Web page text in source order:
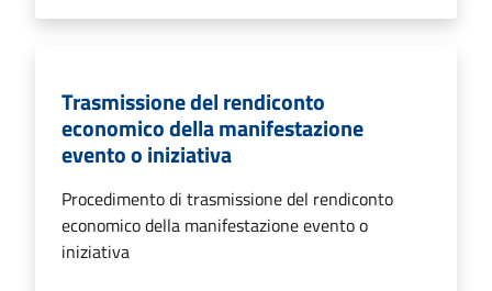
Trasmissione del rendiconto
economico della manifestazione
evento o iniziativa
Procedimento di trasmissione del rendiconto
economico della manifestazione evento o
iniziativa